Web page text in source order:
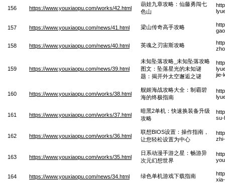
156 https://www.youxiaopu.com/works/42.html
葫娃九章攻略：仙藤勇闯七
色山
157 https://www.youxiaopu.com/news/41.html 梁山传奇高手攻略
158 https://www.youxiaopu.com/news/40.html 英魂之刃宙斯攻略
159 https://www.youxiaopu.com/news/39.html
未知坠落攻略_未知坠落攻略
图文：坠落星光的未知谜
题：揭开外太空邂逅之谜
jie-
160 https://www.youxiaopu.com/works/38.html
舰姬海战攻略大全：制霸碧
海的终极指南
161 https://www.youxiaopu.com/works/37.html
暗黑2单机：快速换装备升级
攻略
su-
162 https://www.youxiaopu.com/works/36.html
联想BIOS设置：操作指南，
让您轻松设置为中心
163 https://www.youxiaopu.com/works/35.html
日系动漫手游之星：畅游异
次元幻想世界
164 https://www.youxiaopu.com/news/34.html 绿色单机游戏下载指南